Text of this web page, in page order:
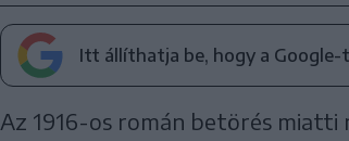
Itt állíthatja be, hogy a Google-
Az 1916-os román betörés miatti